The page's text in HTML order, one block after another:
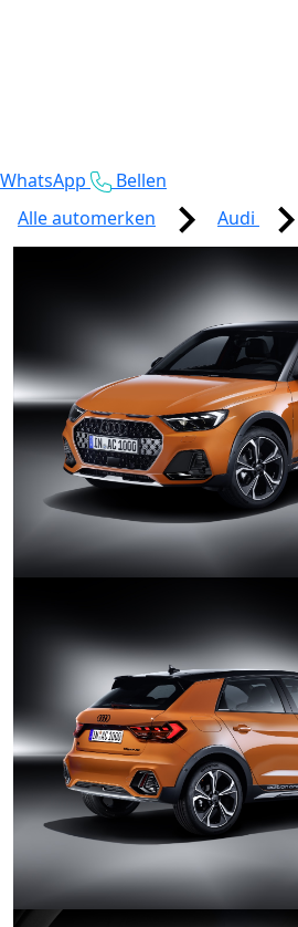
WhatsApp
Bellen
Alle automerken
Audi